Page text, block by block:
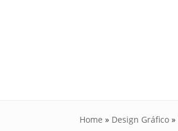
Home » Design Gráfico »